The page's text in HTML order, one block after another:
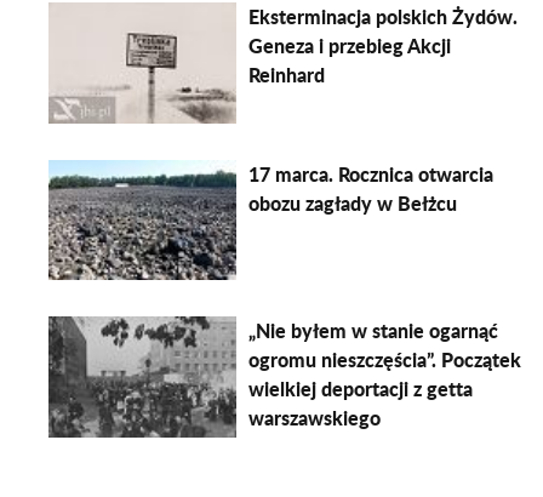
Eksterminacja polskich Żydów.
Geneza i przebieg Akcji
Reinhard
17 marca. Rocznica otwarcia
obozu zagłady w Bełżcu
„Nie byłem w stanie ogarnąć
ogromu nieszczęścia”. Początek
wielkiej deportacji z getta
warszawskiego